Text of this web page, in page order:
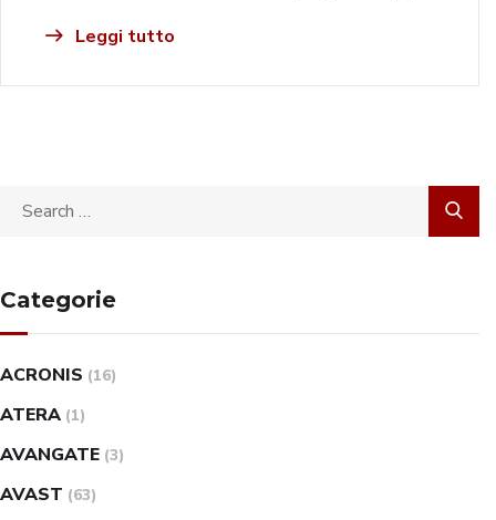
Leggi tutto
Categorie
ACRONIS (16)
ATERA (1)
AVANGATE (3)
AVAST (63)